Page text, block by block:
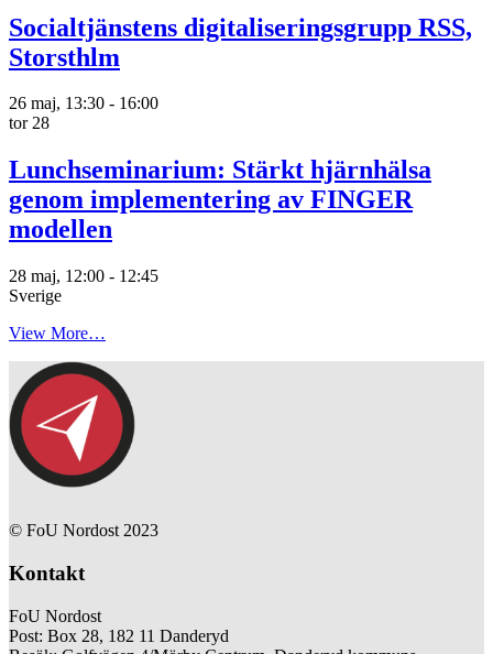
Socialtjänstens digitaliseringsgrupp RSS,
Storsthlm
26 maj, 13:30 - 16:00
tor28
Lunchseminarium: Stärkt hjärnhälsa
genom implementering av FINGER
modellen
28 maj, 12:00 - 12:45
Sverige
View More…
© FoU Nordost 2023
Kontakt
FoU Nordost
Post: Box 28, 182 11 Danderyd